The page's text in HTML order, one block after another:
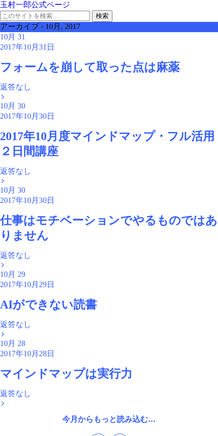
玉村一郎公式ページ
アーカイブ › 10月, 2017
10月 31
2017年10月31日
フォームを崩して取った点は麻薬
返答なし
10月 30
2017年10月30日
2017年10月度マインドマップ・フル活用
２日間講座
返答なし
10月 30
2017年10月30日
仕事はモチベーションでやるものではあ
りません
返答なし
10月 29
2017年10月29日
AIができない読書
返答なし
10月 28
2017年10月28日
マインドマップは実行力
返答なし
今月からもっと読み込む…